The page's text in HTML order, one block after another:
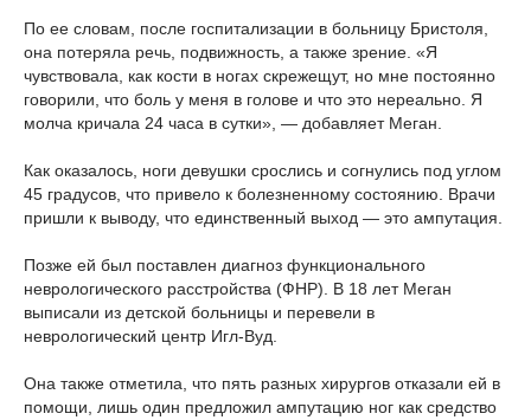
По ее словам, после госпитализации в больницу Бристоля,
она потеряла речь, подвижность, а также зрение. «Я
чувствовала, как кости в ногах скрежещут, но мне постоянно
говорили, что боль у меня в голове и что это нереально. Я
молча кричала 24 часа в сутки», — добавляет Меган.
Как оказалось, ноги девушки срослись и согнулись под углом
45 градусов, что привело к болезненному состоянию. Врачи
пришли к выводу, что единственный выход — это ампутация.
Позже ей был поставлен диагноз функционального
неврологического расстройства (ФНР). В 18 лет Меган
выписали из детской больницы и перевели в
неврологический центр Игл-Вуд.
Она также отметила, что пять разных хирургов отказали ей в
помощи, лишь один предложил ампутацию ног как средство